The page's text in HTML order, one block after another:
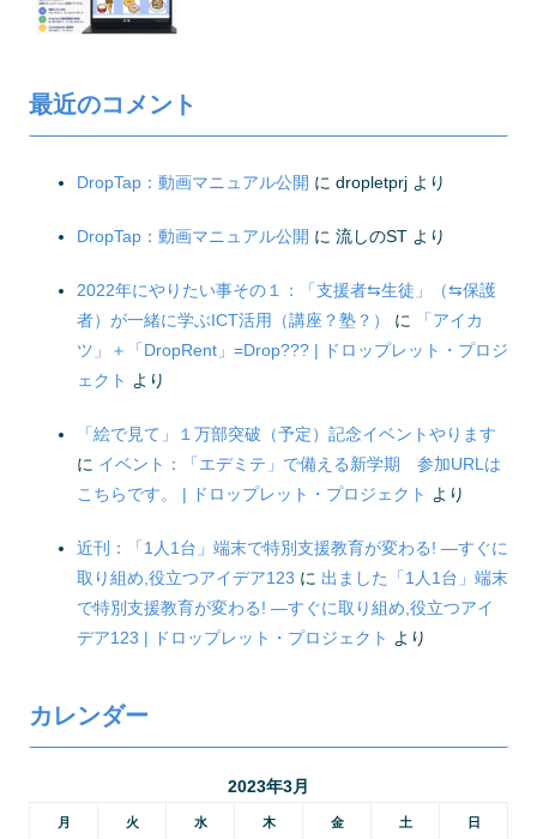
最近のコメント
DropTap：動画マニュアル公開 に dropletprj より
DropTap：動画マニュアル公開 に 流しのST より
2022年にやりたい事その１：「支援者⇆生徒」（⇆保護
者）が一緒に学ぶICT活用（講座？塾？）
に
「アイカ
ツ」＋「DropRent」=Drop??? | ドロップレット・プロジ
ェクト より
「絵で見て」１万部突破（予定）記念イベントやります
に イベント：「エデミテ」で備える新学期 参加URLは
こちらです。 | ドロップレット・プロジェクト より
近刊：「1人1台」端末で特別支援教育が変わる! ―すぐに
取り組め,役立つアイデア123 に 出ました「1人1台」端末
で特別支援教育が変わる! ―すぐに取り組め,役立つアイ
デア123 | ドロップレット・プロジェクト より
カレンダー
2023年3月
月 火 水 木 金 土 日